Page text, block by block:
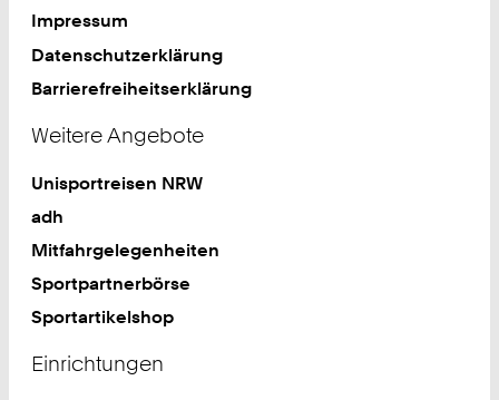
Impressum
Datenschutzerklärung
Barrierefreiheitserklärung
Weitere Angebote
Unisportreisen NRW
adh
Mitfahrgelegenheiten
Sportpartnerbörse
Sportartikelshop
Einrichtungen